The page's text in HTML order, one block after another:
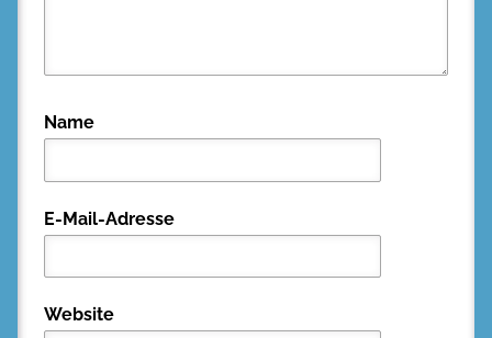
Name
E-Mail-Adresse
Website